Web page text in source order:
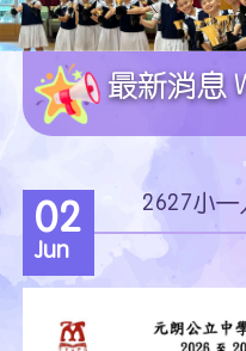
最新消息
02
Jun
2627小